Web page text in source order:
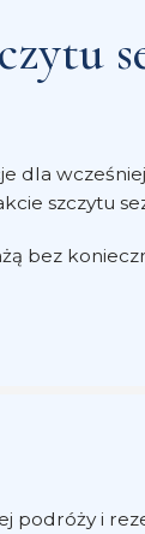
dla
szczytu
bez
podróży i